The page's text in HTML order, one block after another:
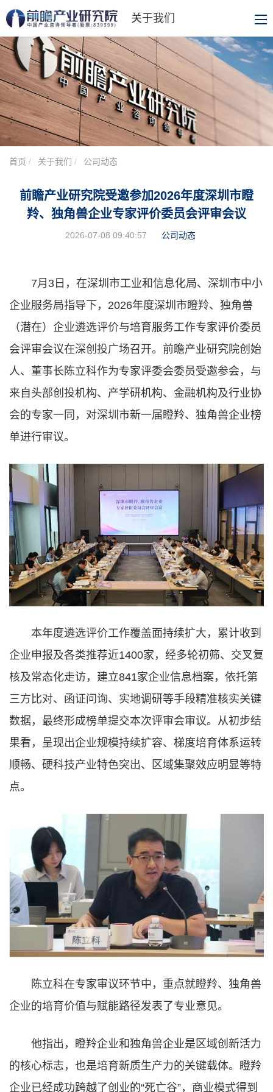
关于我们
首页 关于我们 公司动态
前瞻产业研究院受邀参加2026年度深圳市瞪
羚、独角兽企业专家评价委员会评审会议
2026-07-08 09:40:57 公司动态
7月3日，在深圳市工业和信息化局、深圳市中小
企业服务局指导下，2026年度深圳市瞪羚、独角兽
（潜在）企业遴选评价与培育服务工作专家评价委员
会评审会议在深创投广场召开。前瞻产业研究院创始
人、董事长陈立科作为专家评委会委员受邀参会，与
来自头部创投机构、产学研机构、金融机构及行业协
会的专家一同，对深圳市新一届瞪羚、独角兽企业榜
单进行审议。
本年度遴选评价工作覆盖面持续扩大，累计收到
企业申报及各类推荐近1400家，经多轮初筛、交叉复
核及常态化走访，建立841家企业信息档案，依托第
三方比对、函证问询、实地调研等手段精准核实关键
数据，最终形成榜单提交本次评审会审议。从初步结
果看，呈现出企业规模持续扩容、梯度培育体系运转
顺畅、硬科技产业特色突出、区域集聚效应明显等特
点。
陈立科在专家审议环节中，重点就瞪羚、独角兽
企业的培育价值与赋能路径发表了专业意见。
他指出，瞪羚企业和独角兽企业是区域创新活力
的核心标志，也是培育新质生产力的关键载体。瞪羚
企业已经成功跨越了创业的“死亡谷”，商业模式得到